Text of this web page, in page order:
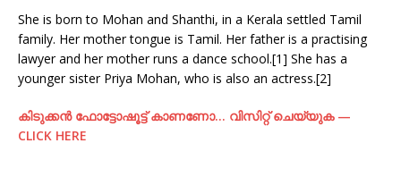
She is born to Mohan and Shanthi, in a Kerala settled Tamil
family. Her mother tongue is Tamil. Her father is a practising
lawyer and her mother runs a dance school.[1] She has a
younger sister Priya Mohan, who is also an actress.[2]
കിടുക്കന്‍ ഫോട്ടോഷൂട്ട്‌ കാണണോ… വിസിറ്റ് ചെയ്യുക —
CLICK HERE